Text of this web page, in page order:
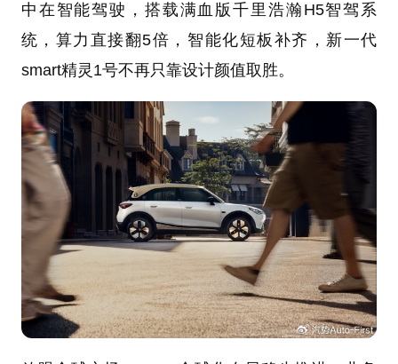
中在智能驾驶，搭载满血版千里浩瀚H5智驾系
统，算力直接翻5倍，智能化短板补齐，新一代
smart精灵1号不再只靠设计颜值取胜。